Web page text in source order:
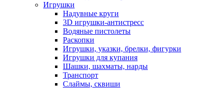
Игрушки
Надувные круги
3D игрушки-антистресс
Водяные пистолеты
Раскопки
Игрушки, указки, брелки, фигурки
Игрушки для купания
Шашки, шахматы, нарды
Транспорт
Слаймы, сквиши